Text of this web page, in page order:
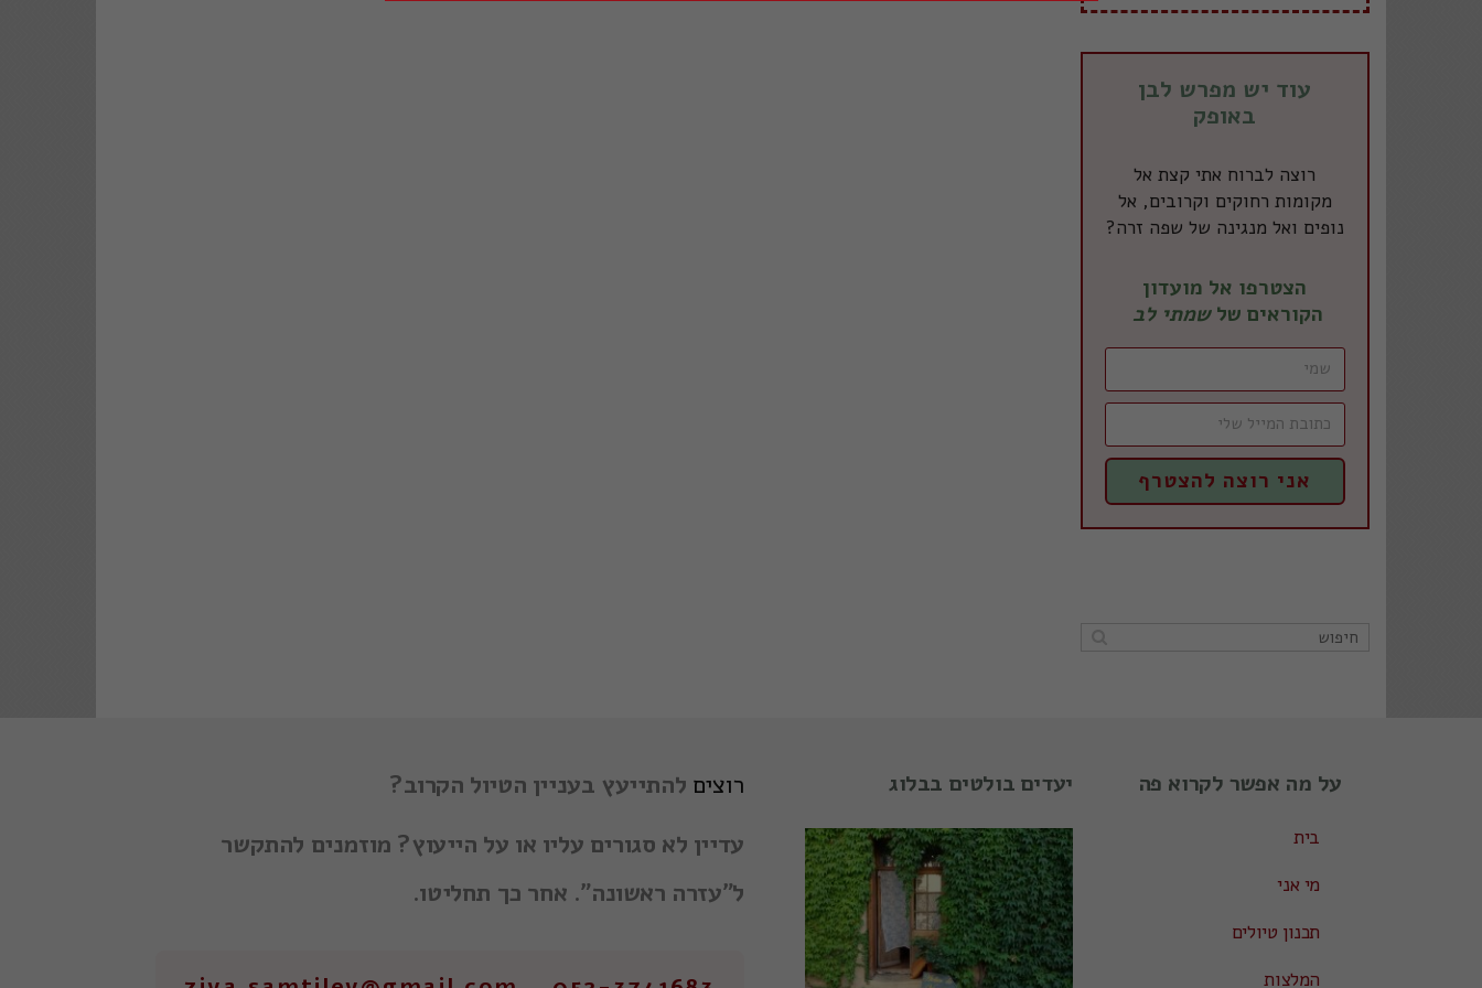
עוד יש מפרש לבן
באופק
רוצה לברוח אתי קצת אל
מקומות רחוקים וקרובים, אל
נופים ואל מנגינה של שפה זרה?
הצטרפו אל מועדון
הקוראים שלשמתי לב
אני רוצה להצטרף
על מה אפשר לקרוא פה
בית
מי אני
תכנון טיולים
המלצות
יעדים בולטים בבלוג רוצים להתייעץ בעניין הטיול הקרוב?
עדיין לא סגורים עליו או על הייעוץ? מוזמנים להתקשר
ל"עזרה ראשונה". אחר כך תחליטו.